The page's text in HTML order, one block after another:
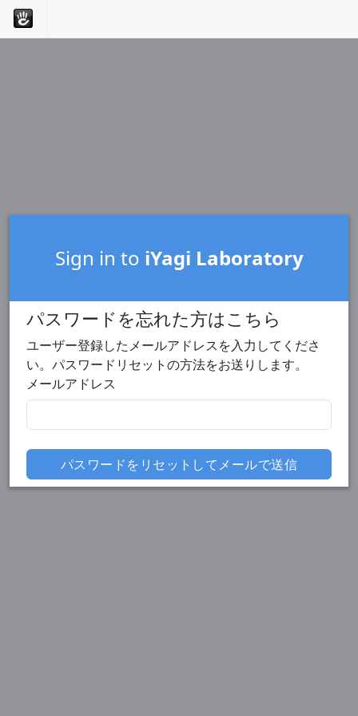
Sign in to iYagi Laboratory
パスワードを忘れた方はこちら
ユーザー登録したメールアドレスを入力してくださ
い。パスワードリセットの方法をお送りします。
メールアドレス
パスワードをリセットしてメールで送信